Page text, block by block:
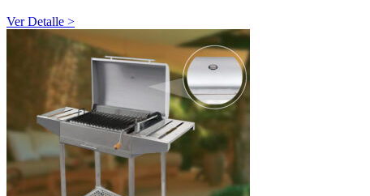
Ver Detalle >